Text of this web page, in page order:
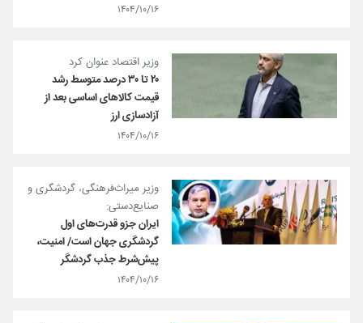
۱۴۰۴/۱۰/۱۶
وزیر اقتصاد عنوان کرد
۲۰ تا ۳۰ درصد متوسط رشد
قیمت کالاهای اساسی بعد از
آزادسازی ارز
۱۴۰۴/۱۰/۱۶
وزیر میراث‌فرهنگی، گردشگری و
صنایع‌دستی:
ایران جزو قدرت‌های اول
گردشگری جهان است/ امنیت،
پیش‌شرط جذب گردشگر
۱۴۰۴/۱۰/۱۶